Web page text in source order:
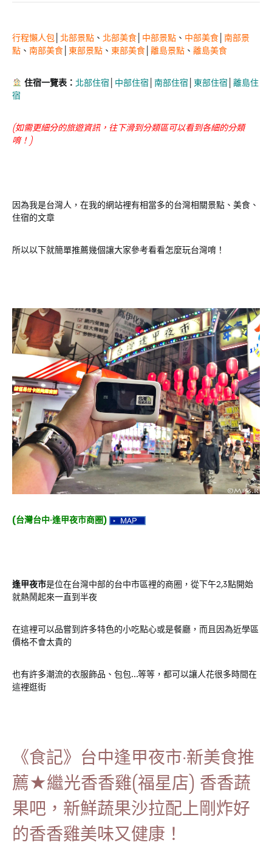
行程懶人包 北部景點 、 北部美食 中部景點 、 中部美食 南部景
點 、 南部美食 東部景點 、 東部美食 離島景點 、 離島美食
住宿一覽表： 北部住宿 中部住宿 南部住宿 東部住宿 離島住
宿
(如需更細分的旅遊資訊，往下滑到分類區可以看到各細的分類
唷！)
因為我是台灣人，在我的網站裡有相當多的台灣相關景點、美食、
住宿的文章
所以以下就簡單推薦幾個讓大家參考看看怎麼玩台灣唷！
(台灣台中‧逢甲夜市商圈)
逢甲夜市是位在台灣中部的台中市區裡的商圈，從下午2,3點開始
就熱鬧起來一直到半夜
在這裡可以品嘗到許多特色的小吃點心或是餐廳，而且因為近學區
價格不會太貴的
也有許多潮流的衣服飾品、包包…等等，都可以讓人花很多時間在
這裡逛街
《食記》台中逢甲夜市‧新美食推
薦★繼光香香雞(福星店) 香香蔬
果吧，新鮮蔬果沙拉配上剛炸好
的香香雞美味又健康！